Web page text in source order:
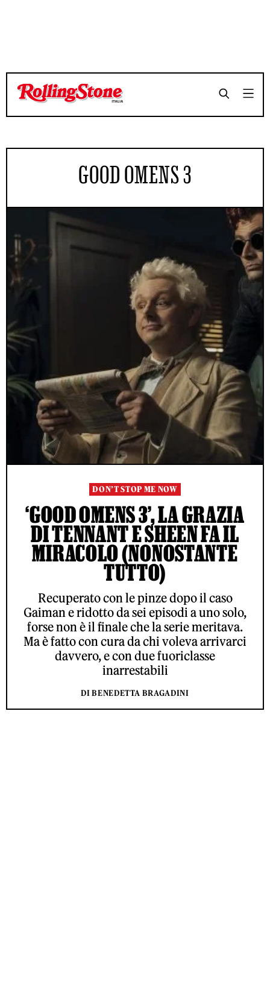
GOOD OMENS 3
DON’T STOP ME NOW
‘GOOD OMENS 3’, LA GRAZIA
DI TENNANT E SHEEN FA IL
MIRACOLO (NONOSTANTE
TUTTO)
Recuperato con le pinze dopo il caso
Gaiman e ridotto da sei episodi a uno solo,
forse non è il finale che la serie meritava.
Ma è fatto con cura da chi voleva arrivarci
davvero, e con due fuoriclasse
inarrestabili
DI BENEDETTA BRAGADINI